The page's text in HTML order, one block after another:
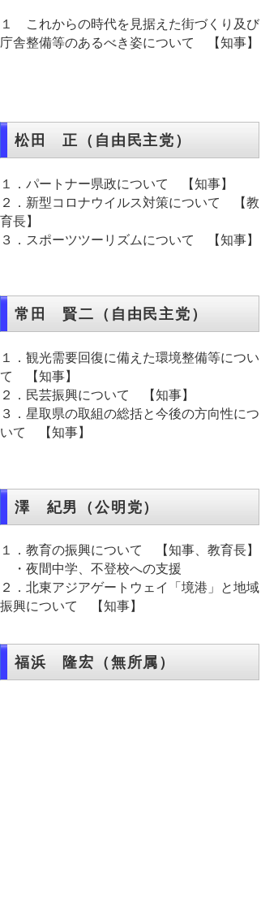
１ これからの時代を見据えた街づくり及び
庁舎整備等のあるべき姿について 【知事】
松田 正（自由民主党）
１．パートナー県政について 【知事】
２．新型コロナウイルス対策について 【教
育長】
３．スポーツツーリズムについて 【知事】
常田 賢二（自由民主党）
１．観光需要回復に備えた環境整備等につい
て 【知事】
２．民芸振興について 【知事】
３．星取県の取組の総括と今後の方向性につ
いて 【知事】
澤 紀男（公明党）
１．教育の振興について 【知事、教育長】
・夜間中学、不登校への支援
２．北東アジアゲートウェイ「境港」と地域
振興について 【知事】
福浜 隆宏（無所属）